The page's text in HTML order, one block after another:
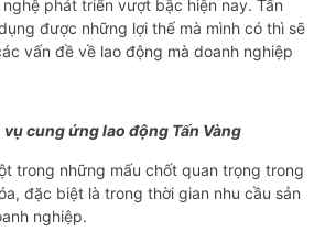
phát triển vượt bậc hiện nay. Tấn
được những lợi thế mà mình có thì sẽ
vấn đề về lao động mà doanh nghiệp
vụ cung ứng lao động Tấn Vàng
trong những mấu chốt quan trọng trong
đặc biệt là trong thời gian nhu cầu sản
nghiệp.